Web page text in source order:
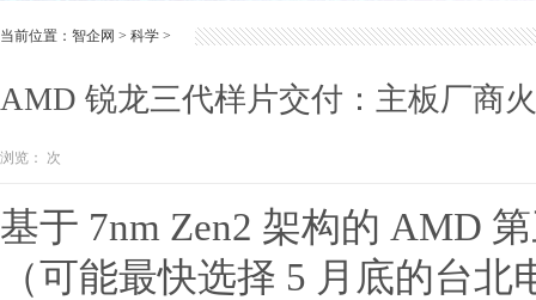
当前位置： 智企网 > 科学 >
AMD 锐龙三代样片交付：主板厂商
浏览： 次
基于 7nm Zen2 架构的 AMD
（可能最快选择 5 月底的台